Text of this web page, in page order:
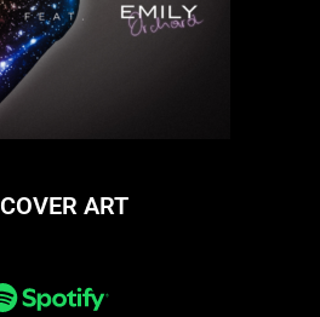
COVER ART